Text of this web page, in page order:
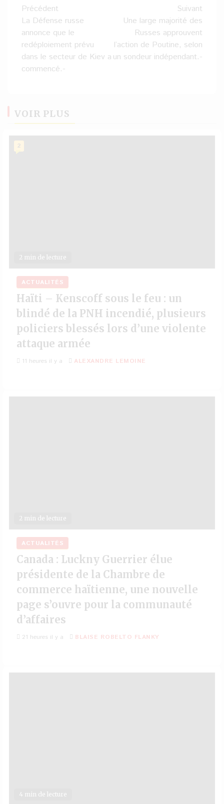
Navigation
d’article
Précédent
La Défense russe
annonce que le
redéploiement prévu
dans le secteur de Kiev a
commencé.-
Suivant
Une large majorité des
Russes approuvent
l’action de Poutine, selon
un sondeur indépendant.-
VOIR PLUS
2 min de lecture
2
ACTUALITÉS
Haïti – Kenscoff sous le feu : un
blindé de la PNH incendié, plusieurs
policiers blessés lors d’une violente
attaque armée
11 heures il y a ALEXANDRE LEMOINE
2 min de lecture
ACTUALITÉS
Canada : Luckny Guerrier élue
présidente de la Chambre de
commerce haïtienne, une nouvelle
page s’ouvre pour la communauté
d’affaires
21 heures il y a BLAISE ROBELTO FLANKY
4 min de lecture